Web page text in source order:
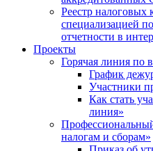
Реестр налоговых
специализацией
отчетности в
Проекты
Горячая линия по
График
Участники
Как стать
линия»
налогам и сборам»